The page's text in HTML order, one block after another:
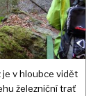
je v hloubce vidět
železniční trať